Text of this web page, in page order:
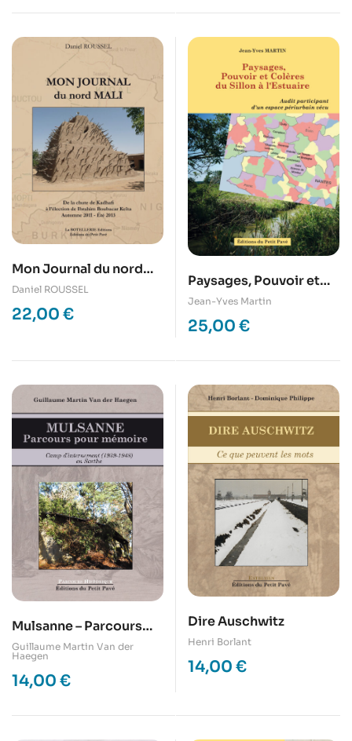
Mon Journal du nord
Mali
Daniel ROUSSEL
22,00 €
Paysages, Pouvoir et
Colères du Sillon à
l’Estuaire
Jean-Yves Martin
25,00 €
Mulsanne – Parcours
pour mémoire
Guillaume Martin Van der
Haegen
14,00 €
Dire Auschwitz
Henri Borlant
14,00 €